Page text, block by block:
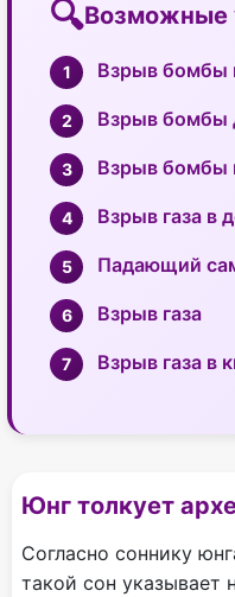
Возможные
Взрыв бомбы
Взрыв бомбы
Взрыв бомбы
Взрыв газа в
Падающий
Взрыв газа
Взрыв газа в
Юнг толкует
Согласно соннику
такой сон указывает